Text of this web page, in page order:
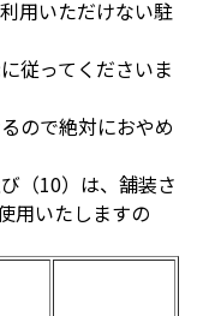
用いただけない駐
従ってくださいま
ので絶対におやめ
（10）は、舗装さ
用いたしますの